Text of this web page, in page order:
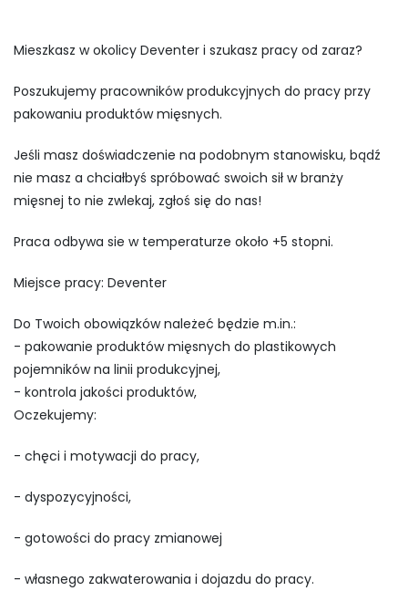
Mieszkasz w okolicy Deventer i szukasz pracy od zaraz?
Poszukujemy pracowników produkcyjnych do pracy przy
pakowaniu produktów mięsnych.
Jeśli masz doświadczenie na podobnym stanowisku, bądź
nie masz a chciałbyś spróbować swoich sił w branży
mięsnej to nie zwlekaj, zgłoś się do nas!
Praca odbywa sie w temperaturze około +5 stopni.
Miejsce pracy: Deventer
Do Twoich obowiązków należeć będzie m.in.:
- pakowanie produktów mięsnych do plastikowych
pojemników na linii produkcyjnej,
- kontrola jakości produktów,
Oczekujemy:
- chęci i motywacji do pracy,
- dyspozycyjności,
- gotowości do pracy zmianowej
- własnego zakwaterowania i dojazdu do pracy.